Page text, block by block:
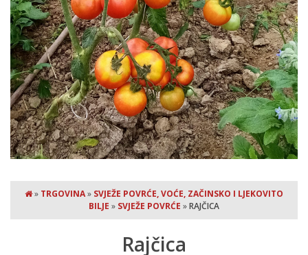
» TRGOVINA» SVJEŽE POVRĆE, VOĆE, ZAČINSKO I LJEKOVITO
BILJE » SVJEŽE POVRĆE »RAJČICA
Rajčica